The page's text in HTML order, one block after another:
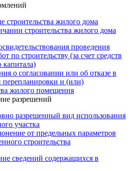
строительства жилого дома
строительства жилого дома
проведения
по строительству (за счет средств
капитала)
о согласовании или об отказе в
перепланировки и (или)
жилого помещения
разрешений
разрешенный вид использования
участка
от предельных параметров
строительства
сведений содержащихся в